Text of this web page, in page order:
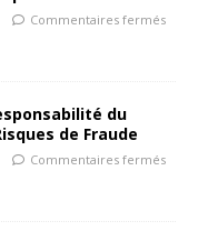
Commentaires fermés
du
de Fraude
Commentaires fermés